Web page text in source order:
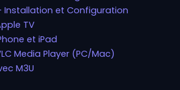
Installation et Configuration
TV
et iPad
Media Player (PC/Mac)
M3U